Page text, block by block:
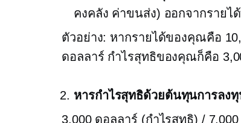
คงคลัง ค่าขนส่ง) ออกจากราย
ตัวอย่าง: หากรายได้ของคุณคือ
ดอลลาร์ กำไรสุทธิของคุณก็คือ
หารกำไรสุทธิด้วยต้นทุนการลง
3,000 ดอลลาร์ (กำไรสุทธิ) /